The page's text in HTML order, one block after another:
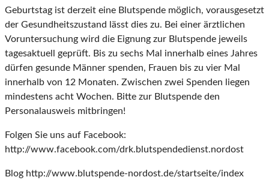
Geburtstag ist derzeit eine Blutspende möglich, vorausgesetzt
der Gesundheitszustand lässt dies zu. Bei einer ärztlichen
Voruntersuchung wird die Eignung zur Blutspende jeweils
tagesaktuell geprüft. Bis zu sechs Mal innerhalb eines Jahres
dürfen gesunde Männer spenden, Frauen bis zu vier Mal
innerhalb von 12 Monaten. Zwischen zwei Spenden liegen
mindestens acht Wochen. Bitte zur Blutspende den
Personalausweis mitbringen!
Folgen Sie uns auf Facebook:
http://www.facebook.com/drk.blutspendedienst.nordost
Blog http://www.blutspende-nordost.de/startseite/index